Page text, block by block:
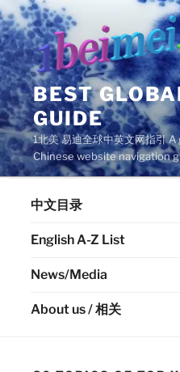
Skip
to
content
BEST
GUIDE
1北美 易迪全球中英文网指引
Chinese website navigation
中文目录
English A-Z List
News/Media
About us / 相关